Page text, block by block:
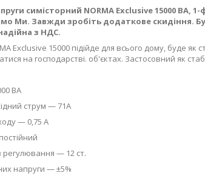
симісторний NORMA Exclusive 15000
Ми. Завжди зробіть додаткове скидіння.
з НДС.
Exclusive 15000 підійде для всього дому, буде як
на господарстві. об'єктах. Застосовний як
ВА
струм — 71А
— 0,75 А
регулювання — 12 ст.
напруги — ±5%